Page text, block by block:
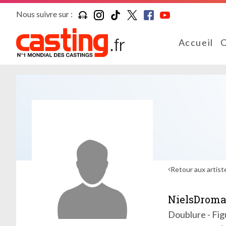
Nous suivre sur :
Accueil
Retour aux
Doublure -